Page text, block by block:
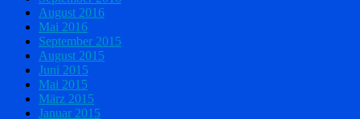
August 2016
Mai 2016
September 2015
August 2015
Juni 2015
Mai 2015
März 2015
Januar 2015